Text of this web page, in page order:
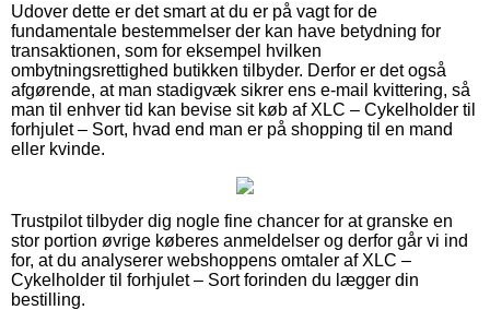
Udover dette er det smart at du er på vagt for de
fundamentale bestemmelser der kan have betydning for
transaktionen, som for eksempel hvilken
ombytningsrettighed butikken tilbyder. Derfor er det også
afgørende, at man stadigvæk sikrer ens e-mail kvittering, så
man til enhver tid kan bevise sit køb af XLC – Cykelholder til
forhjulet – Sort, hvad end man er på shopping til en mand
eller kvinde.
Trustpilot tilbyder dig nogle fine chancer for at granske en
stor portion øvrige køberes anmeldelser og derfor går vi ind
for, at du analyserer webshoppens omtaler af XLC –
Cykelholder til forhjulet – Sort forinden du lægger din
bestilling.